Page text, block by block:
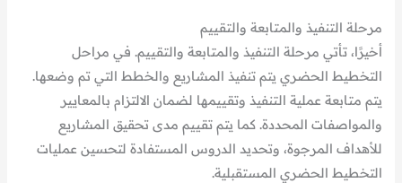
مرحلة التنفيذ والمتابعة والتقييم
أخيرًا، تأتي مرحلة التنفيذ والمتابعة والتقييم. في مراحل
التخطيط الحضري يتم تنفيذ المشاريع والخطط التي تم وضعها.
يتم متابعة عملية التنفيذ وتقييمها لضمان الالتزام بالمعايير
والمواصفات المحددة. كما يتم تقييم مدى تحقيق المشاريع
للأهداف المرجوة، وتحديد الدروس المستفادة لتحسين عمليات
التخطيط الحضري المستقبلية.